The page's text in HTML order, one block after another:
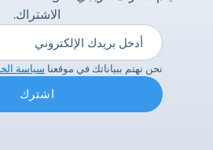
الاشتراك.
نحن نهتم ببياناتك في موقعنا سياسة